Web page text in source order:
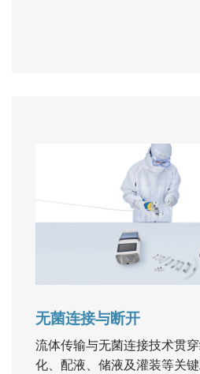
无菌连接与断开
流体传输与无菌连接技术贯
化、配液、储液及灌装等关